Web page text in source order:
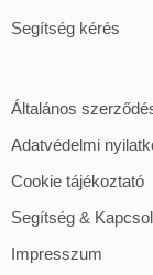
Segítség kérés
Általános
Adatvédelmi
Cookie tájékoztató
Segítség &
Impresszum